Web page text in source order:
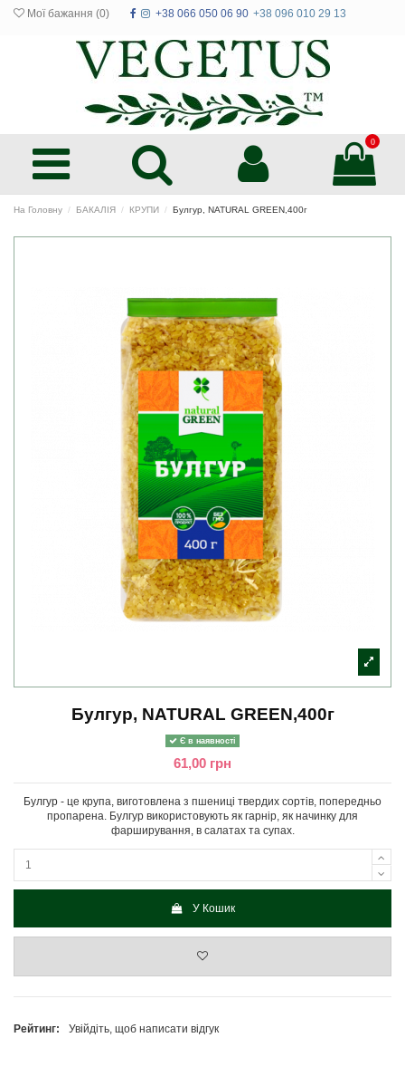
Мої бажання (0) +38 066 050 06 90 +38 096 010 29 13
0
На Головну БАКАЛІЯ КРУПИ Булгур, NATURAL GREEN,400г
Булгур, NATURAL GREEN,400г
Є в наявності
61,00 грн
Булгур - це крупа, виготовлена з пшениці твердих сортів, попередньо
пропарена. Булгур використовують як гарнір, як начинку для
фарширування, в салатах та супах.
У Кошик
Рейтинг: Увійдіть, щоб написати відгук